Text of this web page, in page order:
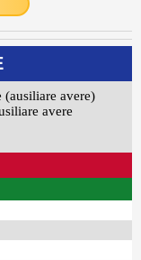
avere)
avere